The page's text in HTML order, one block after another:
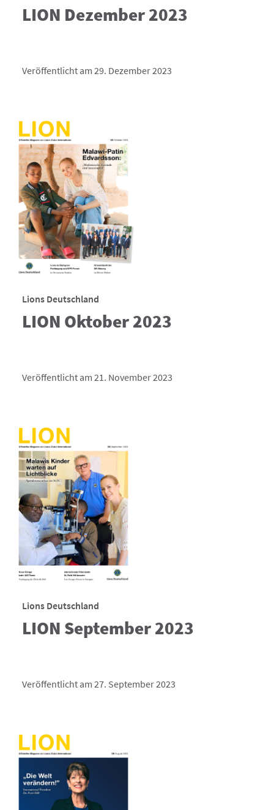
LION Dezember 2023
Veröffentlicht am 29. Dezember 2023
Lions Deutschland
LION Oktober 2023
Veröffentlicht am 21. November 2023
Lions Deutschland
LION September 2023
Veröffentlicht am 27. September 2023